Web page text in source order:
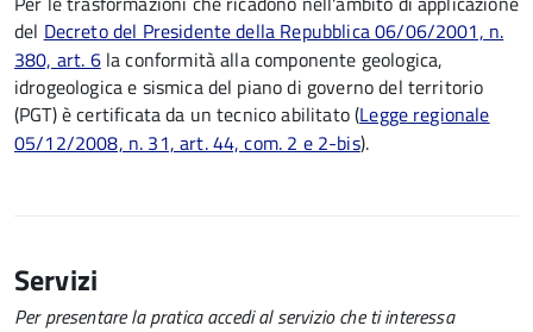
del Decreto del Presidente della Repubblica 06/06/2001, n.
380, art. 6la conformità alla componente geologica,
idrogeologica e sismica del piano di governo del territorio
(PGT) è certificata da un tecnico abilitato(Legge regionale
05/12/2008, n. 31, art. 44, com. 2 e 2-bis).
Servizi
Per presentare la pratica accedi al servizio che ti interessa